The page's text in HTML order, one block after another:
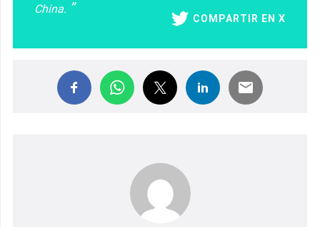
China.
COMPARTIR EN X